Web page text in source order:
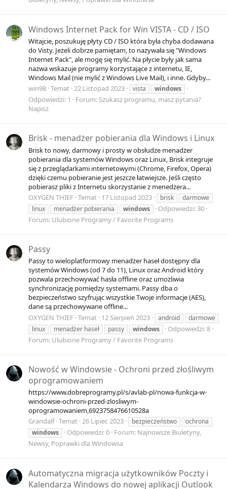
Windows Internet Pack for Win VISTA - CD / ISO
Witajcie, poszukuję płyty CD / ISO która była chyba dodawana
do Visty. Jeżeli dobrze pamiętam, to nazywała się "Windows
Internet Pack", ale mogę się mylić. Na płycie były jak sama
nazwa wskazuje programy korzystające z internetu, IE,
Windows Mail (nie mylić z Windows Live Mail), i inne. Gdyby...
win98 Temat 22 Listopad 2023 vista windows
Odpowiedzi: 1 Forum: Szukasz programu, masz pytania?
Napisz
Brisk - menadżer pobierania dla Windows i Linux
Brisk to nowy, darmowy i prosty w obsłudze menadżer
pobierania dla systemów Windows oraz Linux, Brisk integruje
się z przeglądarkami internetowymi (Chrome, Firefox, Opera)
dzięki czemu pobieranie jest jeszcze łatwiejsze. Jeśli często
pobierasz pliki z Internetu skorzystanie z menedżera...
OXYGEN THIEF Temat 17 Listopad 2023 brisk
darmowe
linux
menadżer pobierania windows
Odpowiedzi: 30
Forum: Ulubione Programy / Favorite Programs
Passy
Passy to wieloplatformowy menadżer haseł dostępny dla
systemów Windows (od 7 do 11), Linux oraz Android który
pozwala przechowywać hasła offline oraz umożliwia
synchronizację pomiędzy systemami. Passy dba o
bezpieczeństwo szyfrując wszystkie Twoje informacje (AES),
dane są przechowywane offline...
OXYGEN THIEF Temat 12 Sierpień 2023 android
darmowe
linux
menadżer haseł passy windows
Odpowiedzi: 8
Forum: Ulubione Programy / Favorite Programs
Nowość w Windowsie - Ochroni przed złośliwym
oprogramowaniem
https://www.dobreprogramy.pl/s/avlab-pl/nowa-funkcja-w-
windowsie-ochroni-przed-zlosliwym-
oprogramowaniem,6923758476610528a
Grandalf Temat 26 Lipiec 2023 bezpieczeństwo
ochrona
windows
Odpowiedzi: 0 Forum: Najnowsze Biuletyny,
Newsy, Poprawki dla Windowsa
Automatyczna migracja użytkowników Poczty i
Kalendarza Windows do nowej aplikacji Outlook